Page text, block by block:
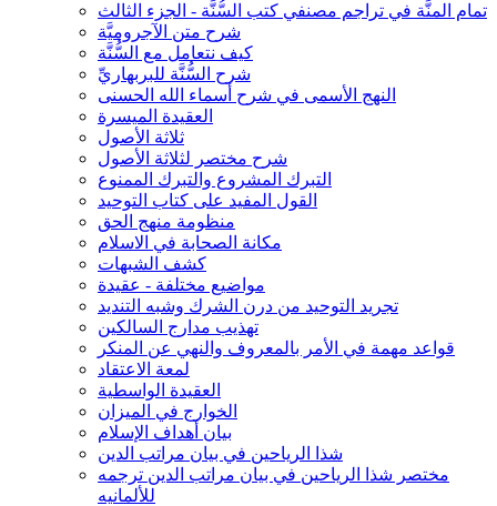
تمام المنَّة في تراجم مصنفي كتب السُّنَّة - الجزء الثالث
شرح متن الآجروميَّة
كيف نتعامل مع السُّنَّة
شرح السُّنَّة للبربهاريِّ
النهج الأسمى في شرح أسماء الله الحسنى
العقيدة الميسرة
ثلاثة الأصول
شرح مختصر لثلاثة الأصول
التبرك المشروع والتبرك الممنوع
القول المفيد على كتاب التوحيد
منظومة منهج الحق
مكانة الصحابة في الاسلام
كشف الشبهات
مواضيع مختلفة - عقيدة
تجريد التوحيد من درن الشرك وشبه التنديد
تهذيب مدارج السالكين
قواعد مهمة في الأمر بالمعروف والنهي عن المنكر
لمعة الاعتقاد
العقيدة الواسطية
الخوارج في الميزان
بيان أهداف الإسلام
شذا الرياحين في بيان مراتب الدين
مختصر شذا الرياحين في بيان مراتب الدين ترجمه
للألمانيه